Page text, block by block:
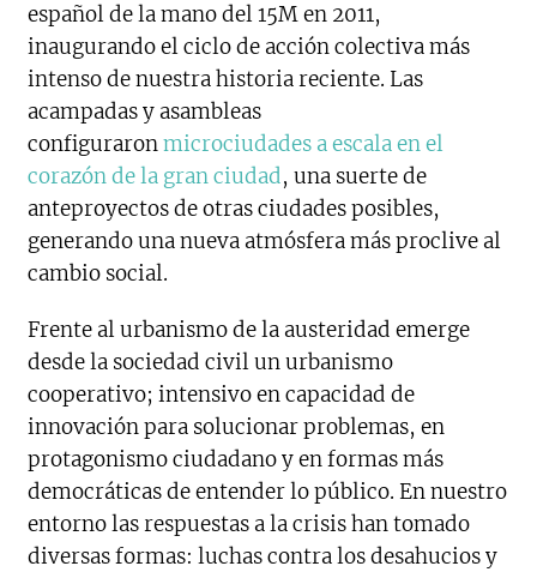
español de la mano del 15M en 2011,
inaugurando el ciclo de acción colectiva más
intenso de nuestra historia reciente. Las
acampadas y asambleas
configuraronmicrociudades a escala en el
corazón de la gran ciudad, una suerte de
anteproyectos de otras ciudades posibles,
generando una nueva atmósfera más proclive al
cambio social.
Frente al urbanismo de la austeridad emerge
desde la sociedad civil un urbanismo
cooperativo; intensivo en capacidad de
innovación para solucionar problemas, en
protagonismo ciudadano y en formas más
democráticas de entender lo público. En nuestro
entorno las respuestas a la crisis han tomado
diversas formas: luchas contra los desahucios y